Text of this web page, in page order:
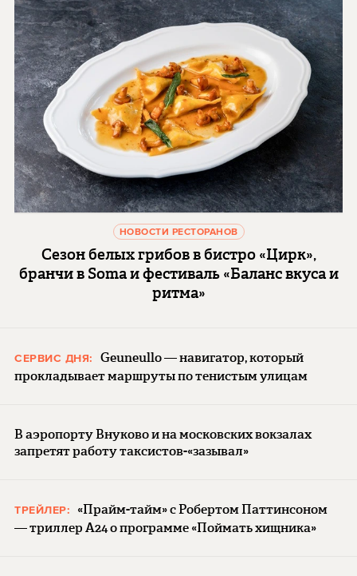
НОВОСТИ РЕСТОРАНОВ
Сезон белых грибов в бистро «Цирк»,
бранчи в Soma и фестиваль «Баланс вкуса и
ритма»
СЕРВИС ДНЯ:
Geuneullo — навигатор, который
прокладывает маршруты по тенистым улицам
В аэропорту Внуково и на московских вокзалах
запретят работу таксистов-«зазывал»
ТРЕЙЛЕР:
«Прайм-тайм» с Робертом Паттинсоном
— триллер A24 о программе «Поймать хищника»